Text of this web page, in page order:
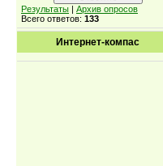
Результаты | Архив опросов
Всего ответов: 133
Интернет-компас